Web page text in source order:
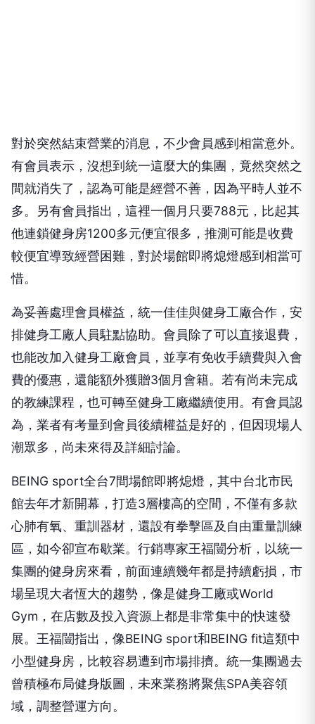
對於突然結束營業的消息，不少會員感到相當意外。
有會員表示，沒想到統一這麼大的集團，竟然突然之
間就消失了，認為可能是經營不善，因為平時人並不
多。另有會員指出，這裡一個月只要788元，比起其
他連鎖健身房1200多元便宜很多，推測可能是收費
較便宜導致經營困難，對於場館即將熄燈感到相當可
惜。
為妥善處理會員權益，統一佳佳與健身工廠合作，安
排健身工廠人員駐點協助。會員除了可以直接退費，
也能改加入健身工廠會員，並享有免收手續費與入會
費的優惠，還能額外獲贈3個月會籍。若有尚未完成
的教練課程，也可轉至健身工廠繼續使用。有會員認
為，業者有考量到會員後續權益是好的，但因現場人
潮眾多，尚未來得及詳細討論。
BEING sport全台7間場館即將熄燈，其中台北市民
館去年才新開幕，打造3層樓高的空間，不僅有多款
心肺有氧、重訓器材，還設有拳擊區及自由重量訓練
區，如今卻宣布歇業。行銷專家王福闓分析，以統一
集團的健身房來看，前面連續幾年都是持續虧損，市
場呈現大者恆大的趨勢，像是健身工廠或World
Gym，在店數及投入資源上都是非常集中的快速發
展。王福闓指出，像BEING sport和BEING fit這類中
小型健身房，比較容易遭到市場排擠。統一集團過去
曾積極布局健身版圖，未來業務將聚焦SPA美容領
域，調整營運方向。